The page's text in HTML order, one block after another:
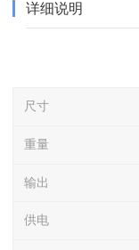
详细说明
尺寸
重量
输出
供电